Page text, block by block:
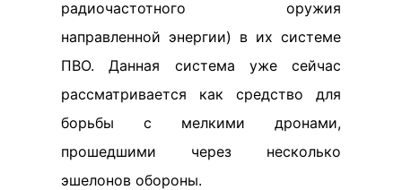
радиочастотного оружия
направленной энергии) в их системе
ПВО. Данная система уже сейчас
рассматривается как средство для
борьбы с мелкими дронами,
прошедшими через несколько
эшелонов обороны.